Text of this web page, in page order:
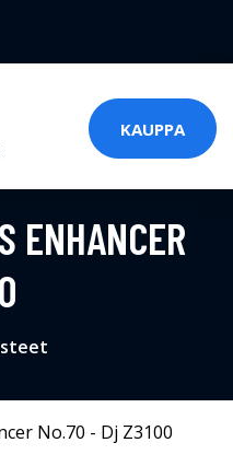
KAUPPA
ENHANCER